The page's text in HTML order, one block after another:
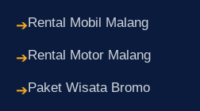
➔ Rental Mobil Malang
➔ Rental Motor Malang
➔ Paket Wisata Bromo